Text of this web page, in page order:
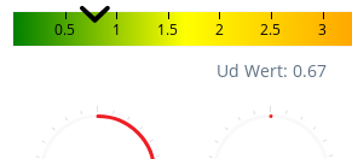
0.5 1 1.5 2 2.5 3
Ud Wert: 0.67